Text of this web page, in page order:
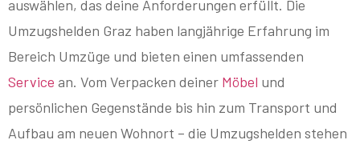
auswählen, das deine Anforderungen erfüllt. Die
Umzugshelden Graz haben langjährige Erfahrung im
Bereich Umzüge und bieten einen umfassenden
Service an. Vom Verpacken deiner Möbel und
persönlichen Gegenstände bis hin zum Transport und
Aufbau am neuen Wohnort – die Umzugshelden stehen